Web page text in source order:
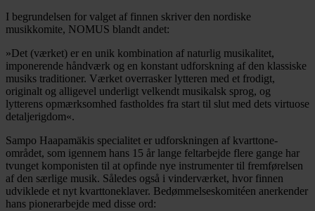
I begrundelsen for valget af finnen skriver den nordiske
musikkomite, NOMUS blandt andet:
»Det (værket) er en unik kombination af naturlig musikalitet,
imponerende håndværk og en konstant udforskning af den klassiske
musiks traditioner. Værket overrasker lytteren med et frodigt,
originalt og alligevel underligt velkendt musikalsk sprog, og
lytterens opmærksomhed fastholdes fra start til slut med dets virtuose
detaljerigdom«.
Sampo Haapamäkis specialitet er udforskningen af kvarttone-
området, som igennem hans 15 år lange feltarbejde flere gange har
tvunget komponisten til at opfinde nye instrumenter til fremførelsen
af den særlige musik. Således også i vinderværket, hvor finnen
udviklede et nyt kvarttoneklaver. Bedømmelseskomitéen anerkender
hans pionerarbejde med disse ord: